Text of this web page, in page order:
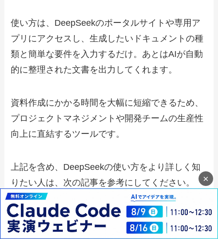
使い方は、DeepSeekのポータルサイトや専用ア
プリにアクセスし、生成したいドキュメントの種
類と簡単な要件を入力するだけ。あとはAIが自動
的に整理された文書を出力してくれます。
資料作成にかかる時間を大幅に短縮できるため、
プロジェクトマネジメントや開発チームの生産性
向上に直結するツールです。
上記を含め、DeepSeekの使い方をより詳しく知
りたい人は、次の記事を参考にしてください。
DeepSeekの使い方！基本操作か
ら応用テクニックまで徹底解説 |
×